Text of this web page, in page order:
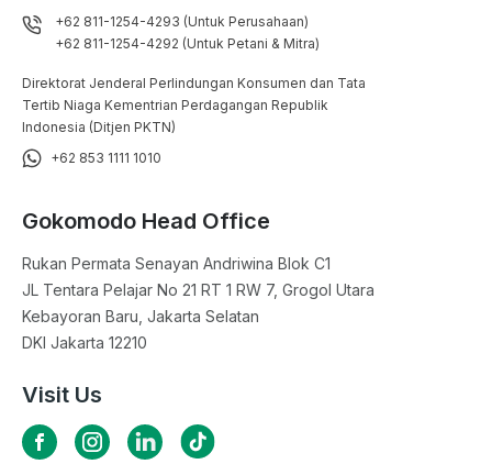
+62 811-1254-4293 (Untuk Perusahaan)
+62 811-1254-4292 (Untuk Petani & Mitra)
Direktorat Jenderal Perlindungan Konsumen dan Tata
Tertib Niaga Kementrian Perdagangan Republik
Indonesia (Ditjen PKTN)
+62 853 1111 1010
Gokomodo Head Office
Rukan Permata Senayan Andriwina Blok C1
JL Tentara Pelajar No 21 RT 1 RW 7, Grogol Utara
Kebayoran Baru, Jakarta Selatan
DKI Jakarta 12210
Visit Us